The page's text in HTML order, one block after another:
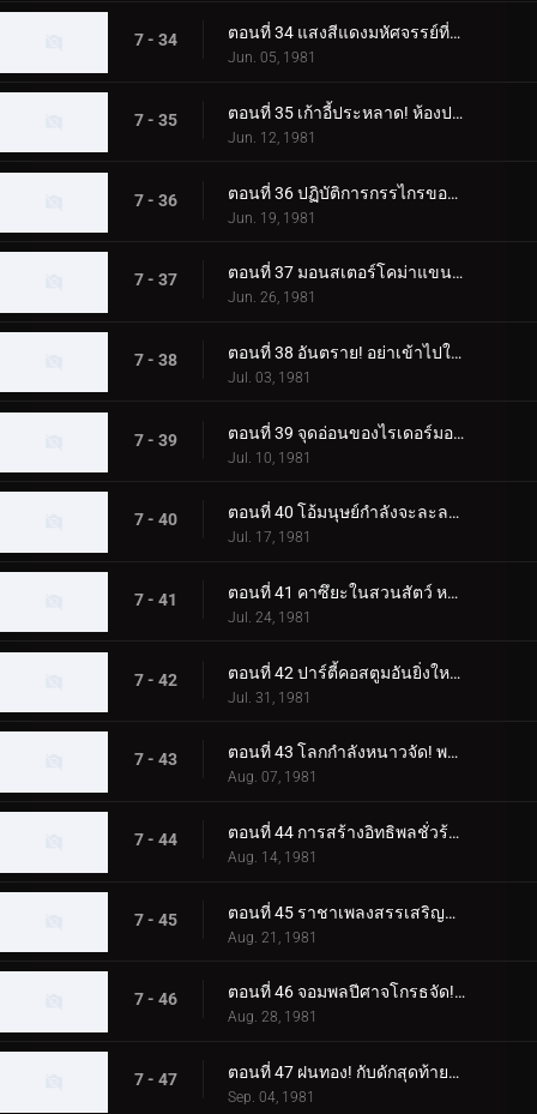
7 - 34 ตอนที่ 34 แสงสีแดงมหัศจรรย์ที่มาซารุค้นพบ
Jun. 05, 1981
7 - 35 ตอนที่ 35 เก้าอี้ประหลาด! ห้องประหาร!
Jun. 12, 1981
7 - 36 ตอนที่ 36 ปฏิบัติการกรรไกรของกรรไกรสัตว์ประหลาด!!
Jun. 19, 1981
7 - 37 ตอนที่ 37 มอนสเตอร์โคม่าแขนใหญ่! เดธแมตช์ที่ประภาคาร!!
Jun. 26, 1981
7 - 38 ตอนที่ 38 อันตราย! อย่าเข้าไปในที่ที่มีมอนสเตอร์ตู้เย็นอยู่!!
Jul. 03, 1981
7 - 39 ตอนที่ 39 จุดอ่อนของไรเดอร์มอนสเตอร์ผู้แข็งแกร่งอยู่ที่ไหน!!
Jul. 10, 1981
7 - 40 ตอนที่ 40 โอ้มนุษย์กำลังจะละลาย! สบู่มอนสเตอร์ปรากฏตัว
Jul. 17, 1981
7 - 41 ตอนที่ 41 คาซึยะในสวนสัตว์ หนีจากแทงก์ใต้น้ำไปไม่ได้
Jul. 24, 1981
7 - 42 ตอนที่ 42 ปาร์ตี้คอสตูมอันยิ่งใหญ่ของจอมพลปีศาจ
Jul. 31, 1981
7 - 43 ตอนที่ 43 โลกกำลังหนาวจัด! พลังของมอนสเตอร์พัดลมไฟฟ้า!
Aug. 07, 1981
7 - 44 ตอนที่ 44 การสร้างอิทธิพลชั่วร้ายของสัตว์ประหลาด Nyokinyoki Hashigo
Aug. 14, 1981
7 - 45 ตอนที่ 45 ราชาเพลงสรรเสริญสัตว์ประหลาดที่ยอดเยี่ยมที่สุดที่คุณนึกถึง
Aug. 21, 1981
7 - 46 ตอนที่ 46 จอมพลปีศาจโกรธจัด! แปลงร่าง วิล-โอ-เดอะ-วิสป์! เจ้าหญิง!!
Aug. 28, 1981
7 - 47 ตอนที่ 47 ฝนทอง! กับดักสุดท้ายของศาสตราจารย์โกสต์!!
Sep. 04, 1981